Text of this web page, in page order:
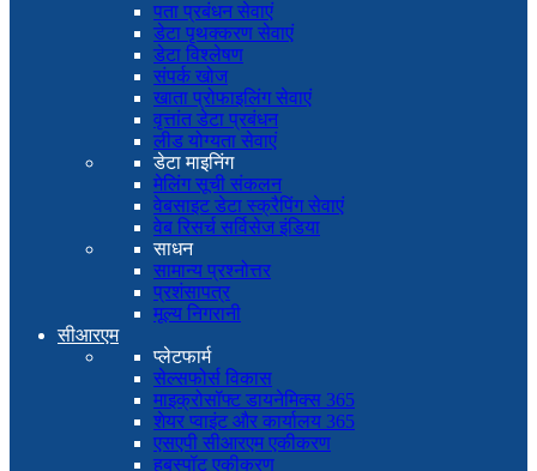
पता प्रबंधन सेवाएं
डेटा पृथक्करण सेवाएं
डेटा विश्लेषण
संपर्क खोज
खाता प्रोफाइलिंग सेवाएं
वृत्तांत डेटा प्रबंधन
लीड योग्यता सेवाएं
डेटा माइनिंग
मेलिंग सूची संकलन
वेबसाइट डेटा स्क्रैपिंग सेवाएं
वेब रिसर्च सर्विसेज इंडिया
साधन
सामान्य प्रश्नोत्तर
प्रशंसापत्र
मूल्य निगरानी
सीआरएम
प्लेटफार्म
सेल्सफोर्स विकास
माइक्रोसॉफ्ट डायनेमिक्स 365
शेयर प्वाइंट और कार्यालय 365
एसएपी सीआरएम एकीकरण
हबस्पॉट एकीकरण